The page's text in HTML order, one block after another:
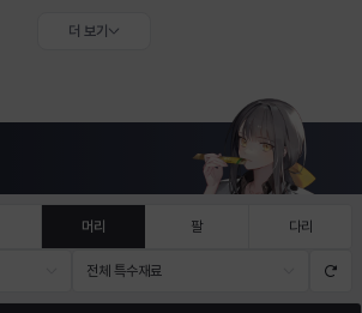
더 보기
머리 팔 다리
전체 특수재료